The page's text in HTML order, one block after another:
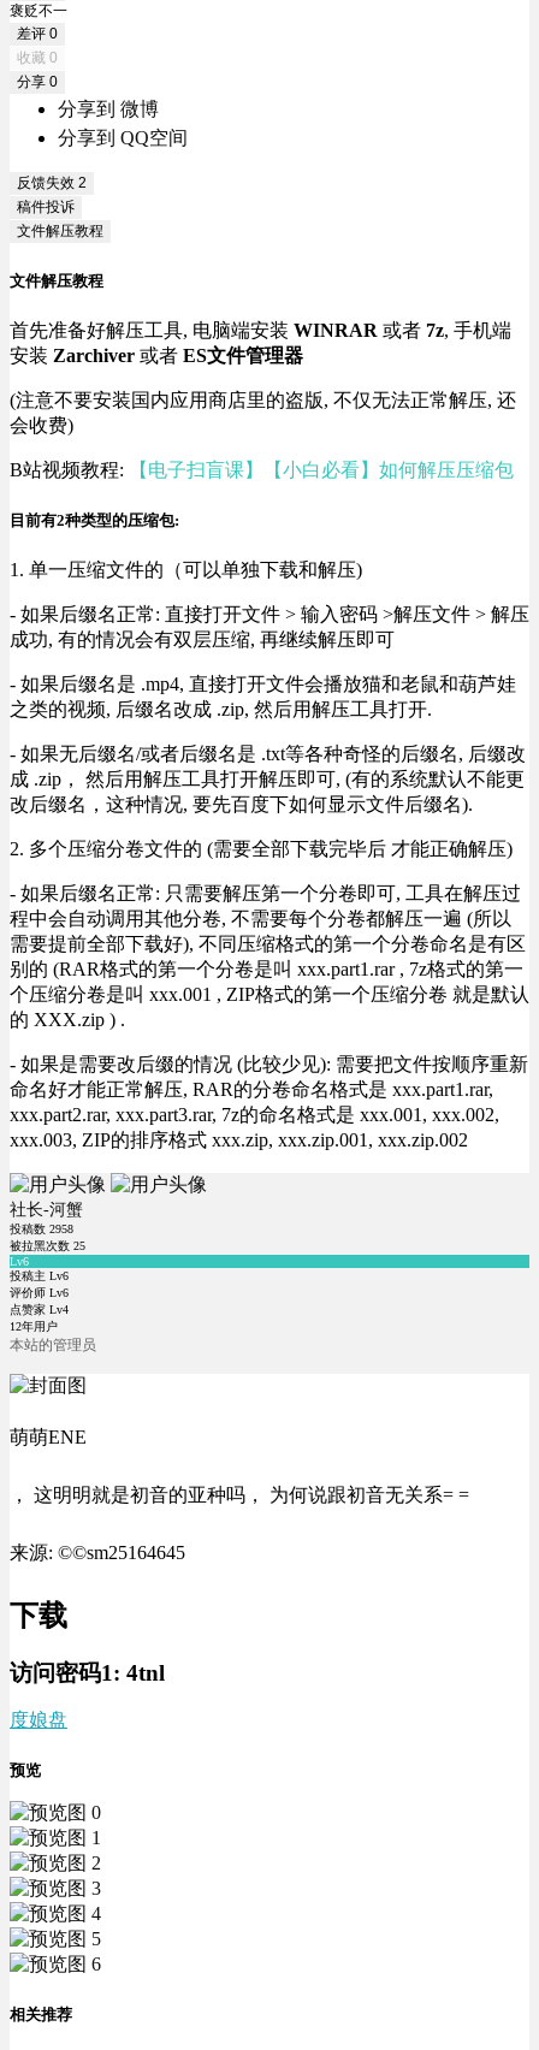
褒贬不一
差评 0
收藏 0
分享 0
分享到 微博
分享到 QQ空间
反馈失效 2
稿件投诉
文件解压教程
文件解压教程
首先准备好解压工具, 电脑端安装 WINRAR 或者 7z, 手机端
安装 Zarchiver 或者 ES文件管理器
(注意不要安装国内应用商店里的盗版, 不仅无法正常解压, 还
会收费)
B站视频教程: 【电子扫盲课】【小白必看】如何解压压缩包
目前有2种类型的压缩包:
1. 单一压缩文件的（可以单独下载和解压)
- 如果后缀名正常: 直接打开文件 > 输入密码 >解压文件 > 解压
成功, 有的情况会有双层压缩, 再继续解压即可
- 如果后缀名是 .mp4, 直接打开文件会播放猫和老鼠和葫芦娃
之类的视频, 后缀名改成 .zip, 然后用解压工具打开.
- 如果无后缀名/或者后缀名是 .txt等各种奇怪的后缀名, 后缀改
成 .zip， 然后用解压工具打开解压即可, (有的系统默认不能更
改后缀名，这种情况, 要先百度下如何显示文件后缀名).
2. 多个压缩分卷文件的 (需要全部下载完毕后 才能正确解压)
- 如果后缀名正常: 只需要解压第一个分卷即可, 工具在解压过
程中会自动调用其他分卷, 不需要每个分卷都解压一遍 (所以
需要提前全部下载好), 不同压缩格式的第一个分卷命名是有区
别的 (RAR格式的第一个分卷是叫 xxx.part1.rar , 7z格式的第一
个压缩分卷是叫 xxx.001 , ZIP格式的第一个压缩分卷 就是默认
的 XXX.zip ) .
- 如果是需要改后缀的情况 (比较少见): 需要把文件按顺序重新
命名好才能正常解压, RAR的分卷命名格式是 xxx.part1.rar,
xxx.part2.rar, xxx.part3.rar, 7z的命名格式是 xxx.001, xxx.002,
xxx.003, ZIP的排序格式 xxx.zip, xxx.zip.001, xxx.zip.002
社长-河蟹
投稿数 2958
被拉黑次数 25
Lv6
投稿主 Lv6
评价师 Lv6
点赞家 Lv4
12年用户
本站的管理员
萌萌ENE
， 这明明就是初音的亚种吗， 为何说跟初音无关系= =
来源: ©©sm25164645
下载
访问密码1: 4tnl
度娘盘
预览
相关推荐